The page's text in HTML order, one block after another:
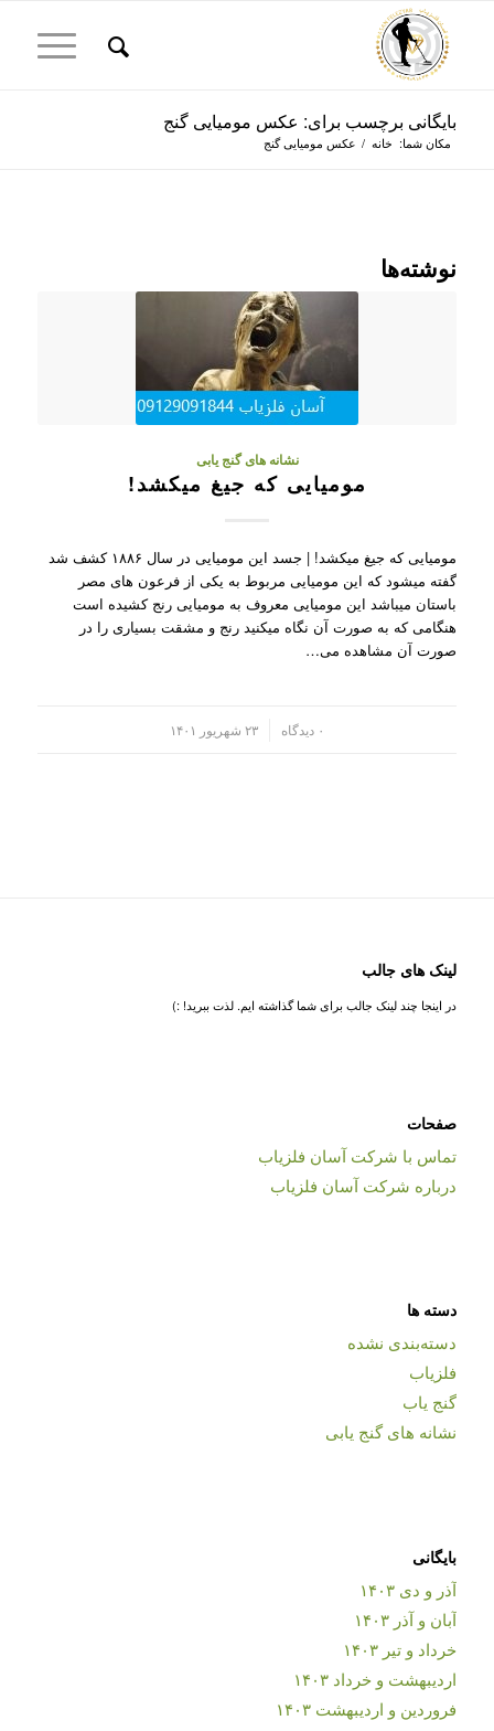
بایگانی برچسب برای: عکس مومیایی گنج
مکان شما: خانه / عکس مومیایی گنج
نوشته‌ها
نشانه های گنج یابی
مومیایی که جیغ میکشد!
مومیایی که جیغ میکشد! | جسد این مومیایی در سال ۱۸۸۶ کشف شد
گفته میشود که این مومیایی مربوط به یکی از فرعون های مصر
باستان میباشد این مومیایی معروف به مومیایی رنج کشیده است
هنگامی که به صورت آن نگاه میکنید رنج و مشقت بسیاری را در
صورت آن مشاهده می…
۰ دیدگاه ۲۳ شهریور ۱۴۰۱
لینک های جالب
در اینجا چند لینک جالب برای شما گذاشته ایم. لذت ببرید! :)
صفحات
تماس با شرکت آسان فلزیاب
درباره شرکت آسان فلزیاب
دسته ها
دسته‌بندی نشده
فلزیاب
گنج یاب
نشانه های گنج یابی
بایگانی
آذر و دی ۱۴۰۳
آبان و آذر ۱۴۰۳
خرداد و تیر ۱۴۰۳
اردیبهشت و خرداد ۱۴۰۳
فروردین و اردیبهشت ۱۴۰۳